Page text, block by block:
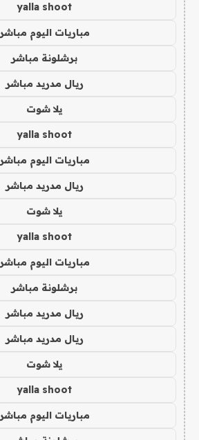
yalla shoot
مباريات اليوم مباشر
برشلونة مباشر
ريال مدريد مباشر
يلا شوت
yalla shoot
مباريات اليوم مباشر
ريال مدريد مباشر
يلا شوت
yalla shoot
مباريات اليوم مباشر
برشلونة مباشر
ريال مدريد مباشر
ريال مدريد مباشر
يلا شوت
yalla shoot
مباريات اليوم مباشر